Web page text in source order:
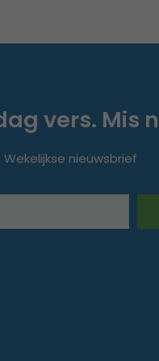
vers. Mis
Wekelijkse nieuwsbrief